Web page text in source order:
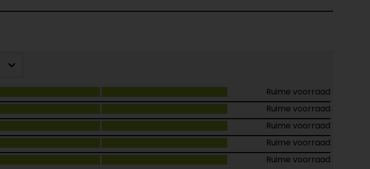
Ruime voorraad
Ruime voorraad
Ruime voorraad
Ruime voorraad
Ruime voorraad